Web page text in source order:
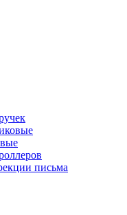
письма